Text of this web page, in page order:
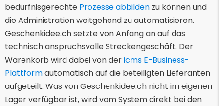
bedürfnisgerechte Prozesse abbilden zu können und
die Administration weitgehend zu automatisieren.
Geschenkidee.ch setzte von Anfang an auf das
technisch anspruchsvolle Streckengeschäft. Der
Warenkorb wird dabei von dericms E-Business-
Plattformautomatisch auf die beteiligten Lieferanten
aufgeteilt. Was von Geschenkidee.ch nicht im eigenen
Lager verfügbar ist, wird vom System direkt bei den